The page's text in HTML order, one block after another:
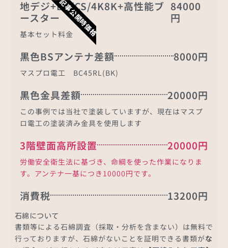
記事公開時価格
地デジ+BS/CS/4K8K+高性能ブ
ースター
84000
円
基本セット料金
黒色BSアンテナ差額 8000円
マスプロ電工 BC45RL(BK)
黒色金具差額 20000円
この事例では当社で塗装していますが、現在はマスプ
ロ電工の塗装済み金具を使用します
3階壁面高所設置 20000円
労働安全衛生法に基づき、命綱を使った作業になりま
す。アンテナ一基につき10000円です。
消費税 13200円
石綿について
書類等による石綿調査（採取・分析を含まない）は無料で
行っておりますが、石綿がないことを証明できる書類がな